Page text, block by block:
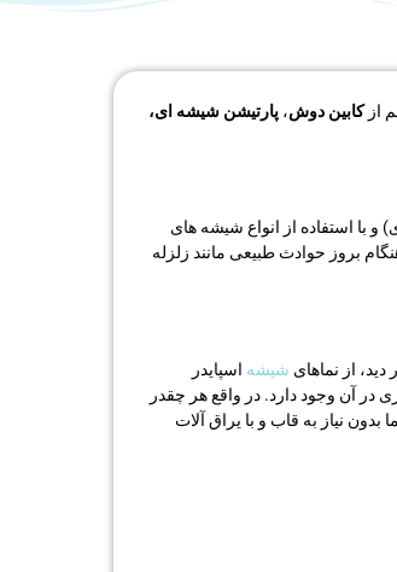
ازکابین دوش،پارتیشن شیشه ای،
با استفاده از انواع شیشه های
بروز حوادث طبیعی مانند زلزله
از نماهای شیشه اسپایدر
در آن وجود دارد. در واقع هر چقدر
نیاز به قاب و با یراق آلات